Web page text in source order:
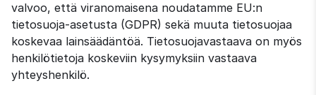
valvoo, että viranomaisena noudatamme EU:n
tietosuoja-asetusta (GDPR) sekä muuta tietosuojaa
koskevaa lainsäädäntöä. Tietosuojavastaava on myös
henkilötietoja koskeviin kysymyksiin vastaava
yhteyshenkilö.